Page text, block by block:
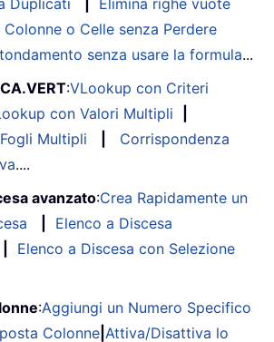
o Celle senza Perdere
senza usare la formula...
:VLookup con Criteri
con Valori Multipli
Multipli
Corrispondenza
....
avanzato:Crea Rapidamente un
Elenco a Discesa
Elenco a Discesa con Selezione
:Aggiungi un Numero Specifico
Colonne Attiva/Disattiva lo